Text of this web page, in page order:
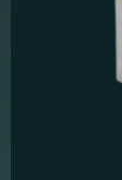
Deze cookies